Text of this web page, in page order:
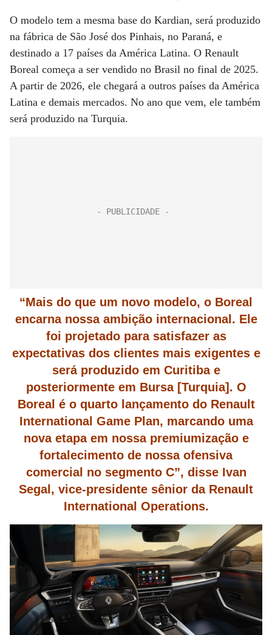
O modelo tem a mesma base do Kardian, será produzido
na fábrica de São José dos Pinhais, no Paraná, e
destinado a 17 países da América Latina. O Renault
Boreal começa a ser vendido no Brasil no final de 2025.
A partir de 2026, ele chegará a outros países da América
Latina e demais mercados. No ano que vem, ele também
será produzido na Turquia.
“Mais do que um novo modelo, o Boreal
encarna nossa ambição internacional. Ele
foi projetado para satisfazer as
expectativas dos clientes mais exigentes e
será produzido em Curitiba e
posteriormente em Bursa [Turquia]. O
Boreal é o quarto lançamento do Renault
International Game Plan, marcando uma
nova etapa em nossa premiumização e
fortalecimento de nossa ofensiva
comercial no segmento C”, disse Ivan
Segal, vice-presidente sênior da Renault
International Operations.